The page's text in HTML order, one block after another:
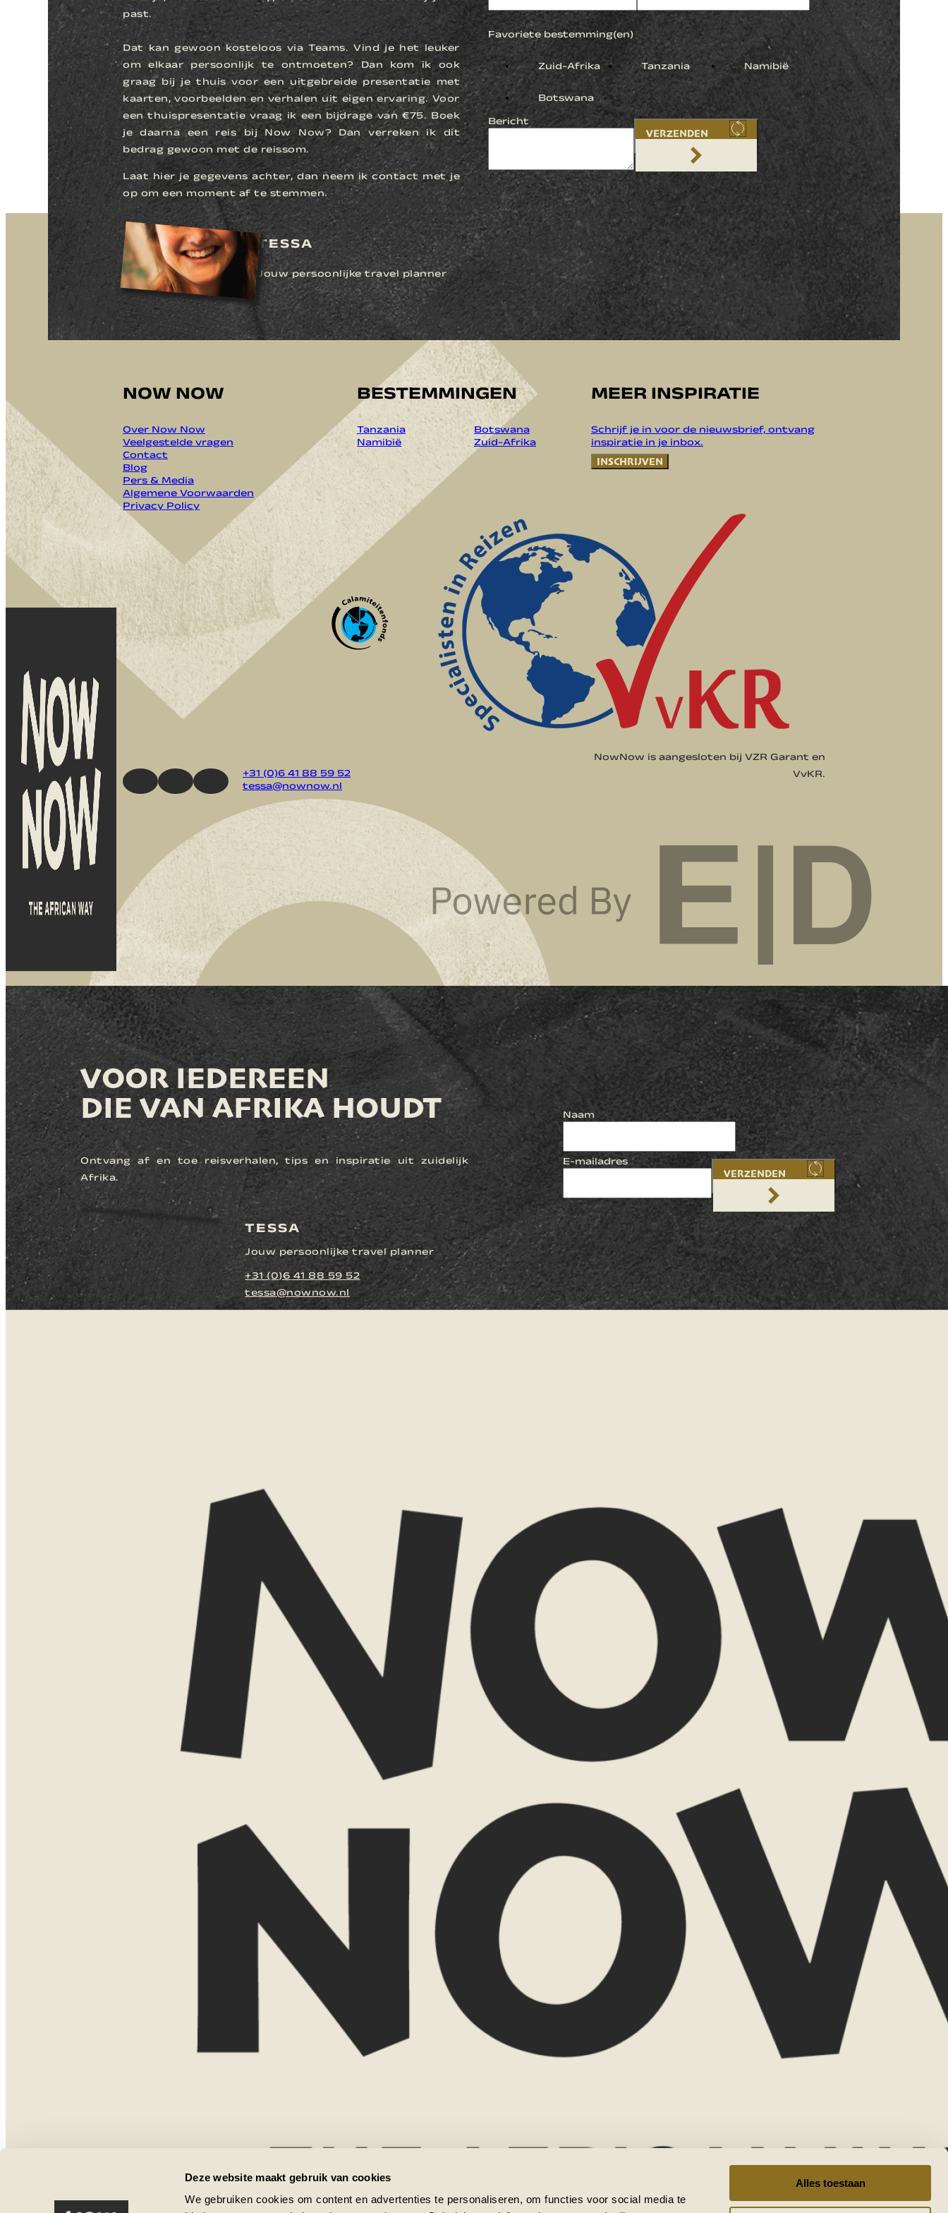
Deze website maakt gebruik van cookies
We gebruiken cookies om content en advertenties te personaliseren, om functies voor social media te
Alles toestaan
past.
Dat kan gewoon kosteloos via Teams. Vind je het leuker
om elkaar persoonlijk te ontmoeten? Dan kom ik ook
graag bij je thuis voor een uitgebreide presentatie met
kaarten, voorbeelden en verhalen uit eigen ervaring. Voor
een thuispresentatie vraag ik een bijdrage van €75. Boek
je daarna een reis bij Now Now? Dan verreken ik dit
bedrag gewoon met de reissom.
Laat hier je gegevens achter, dan neem ik contact met je
op om een moment af te stemmen.
TESSA
Jouw persoonlijke travel planner
Favoriete bestemming(en)
Zuid-Afrika
Tanzania
Namibië
Botswana
Bericht
VERZENDEN
NOW NOW
Over Now Now
Veelgestelde vragen
Contact
Blog
Pers & Media
Algemene Voorwaarden
Privacy Policy
BESTEMMINGEN
Tanzania Botswana
Namibië Zuid-Afrika
MEER INSPIRATIE
Schrijf je in voor de nieuwsbrief, ontvang
inspiratie in je inbox.
INSCHRIJVEN
+31 (0)6 41 88 59 52
tessa@nownow.nl
NowNow is aangesloten bij VZR Garant en
VvKR.
VOOR IEDEREEN
DIE VAN AFRIKA HOUDT
Ontvang af en toe reisverhalen, tips en inspiratie uit zuidelijk
Afrika.
TESSA
Jouw persoonlijke travel planner
+31 (0)6 41 88 59 52
tessa@nownow.nl
Naam
E-mailadres
VERZENDEN
Zie je jezelf al zitten daar? Misschien is dit jouw droomreis,
misschien is dit jouw beginpunt. Laat me weten wat je aanspreekt
en dan kijk ik graag met je mee.
Geen verplichtingen, gewoon even sparren.
TESSA
Jouw persoonlijke travel planner
+31 (0)6 41 88 59 52
tessa@nownow.nl
Reisduur
Wat spreekt je aan in deze reis?
LATEN WE
KENNISMAKEN
Misschien weet je al precies waar je naartoe wilt. Misschien ben je
nog aan het oriënteren. Allebei is helemaal goed.
Tijdens een eerste kennismaking denk ik graag met je mee over de
mogelijkheden. We bespreken bestemmingen, reistijd, routes en
het type accommodaties dat bij jullie past.
Dat kan gewoon kosteloos via Teams. Vind je het leuker om elkaar
een moment af te stemmen.
Telefoonnummer
E-mailadres
Reisgezelschap Reisduur
Favoriete bestemming(en)
Bericht